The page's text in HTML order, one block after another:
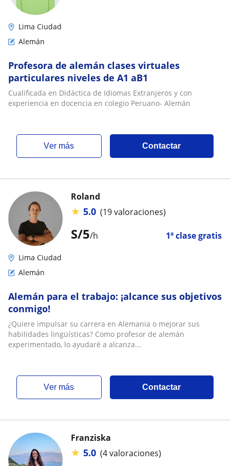
Lima Ciudad
Alemán
Profesora de alemán clases virtuales
particulares niveles de A1 aB1
Cualificada en Didáctica de Idiomas Extranjeros y con
experiencia en docencia en colegio Peruano- Alemán
ver más Contactar
S/5/h 1ª clase gratis
Roland
★ 5.0 (19 valoraciones)
Lima Ciudad
Alemán
Alemán para el trabajo: ¡alcance sus objetivos
conmigo!
¿Quiere impulsar su carrera en Alemania o mejorar sus
habilidades lingüísticas? Como profesor de alemán
experimentado, lo ayudaré a alcanza...
ver más Contactar
Franziska
★ 5.0 (4 valoraciones)